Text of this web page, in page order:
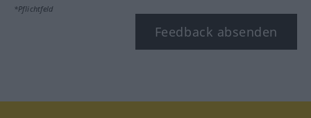
*Pflichtfeld
Feedback absenden